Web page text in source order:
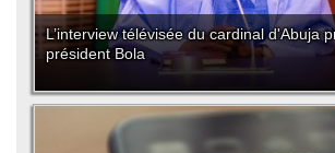
L’interview télévisée du cardinal d'Abuja
président Bola